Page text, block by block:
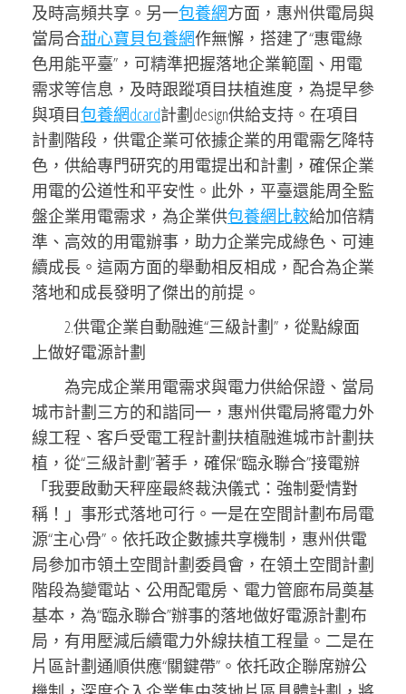
及時高頻共享。另一包養網方面，惠州供電局與
當局合甜心寶貝包養網作無懈，搭建了“惠電綠
色用能平臺”，可精準把握落地企業範圍、用電
需求等信息，及時跟蹤項目扶植進度，為提早參
與項目包養網dcard計劃design供給支持。在項目
計劃階段，供電企業可依據企業的用電需乞降特
色，供給專門研究的用電提出和計劃，確保企業
用電的公道性和平安性。此外，平臺還能周全監
盤企業用電需求，為企業供包養網比較給加倍精
準、高效的用電辦事，助力企業完成綠色、可連
續成長。這兩方面的舉動相反相成，配合為企業
落地和成長發明了傑出的前提。
2.供電企業自動融進“三級計劃”，從點線面
上做好電源計劃
為完成企業用電需求與電力供給保證、當局
城市計劃三方的和諧同一，惠州供電局將電力外
線工程、客戶受電工程計劃扶植融進城市計劃扶
植，從“三級計劃”著手，確保“臨永聯合”接電辦
「我要啟動天秤座最終裁決儀式：強制愛情對
稱！」事形式落地可行。一是在空間計劃布局電
源“主心骨”。依托政企數據共享機制，惠州供電
局參加市領土空間計劃委員會，在領土空間計劃
階段為變電站、公用配電房、電力管廊布局奠基
基本，為“臨永聯合”辦事的落地做好電源計劃布
局，有用壓減后續電力外線扶植工程量。二是在
片區計劃通順供應“關鍵帶”。依托政企聯席辦公